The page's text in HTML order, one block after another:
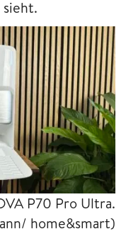
P70 Pro Ultra.
home&smart)